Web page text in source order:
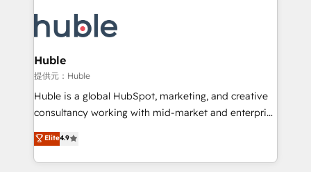
COS Design Award 🏆2013 HubSpot Marketplace
Provider of the Year 🏆2011 Became a HubSpot
Partner 📆Founded in 1997
Slash months from your API Integration project... ⬅️
Click "Contact Business" ⬅️ to access 150+ Kickstart
Integration templates that put HubSpot in the center
of your tech stack, syncing... 🛍️ Shopify or
WooCommerce 💲 Stripe or Paypal 💰 Sage or
Netsuite 🤖 Google or Microsoft ✍️ DocuSign or
the rare Advanced "Custom Integrations"
Accreditation, securely sync data across... 🔄 any
Huble
提供元：Huble
Huble is a global HubSpot, marketing, and creative
consultancy working with mid-market and enterprise
businesses. We go beyond implementation, shaping
the strategy, processes, and teams that turn
HubSpot into a genuine growth engine. Named
Elite4.9